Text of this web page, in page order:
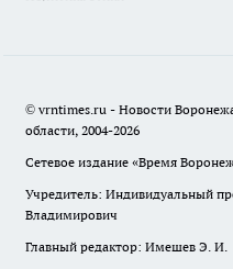
© vrntimes.ru - Новости
области, 2004-2026
Сетевое издание «Время
Учредитель: Индивидуальный
Владимирович
Главный редактор: Имешев Э. И.